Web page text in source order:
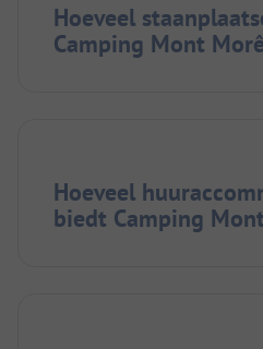
Hoeveel
Camping Mont
Hoeveel
biedt Camping